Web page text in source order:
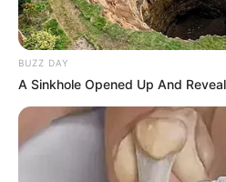
BUZZ DAY
A Sinkhole Opened Up And